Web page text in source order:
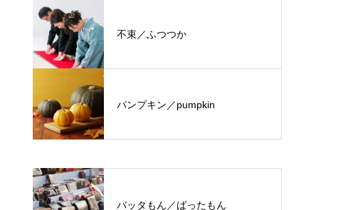
不束／ふつつか
パンプキン／pumpkin
バッタもん／ばったもん